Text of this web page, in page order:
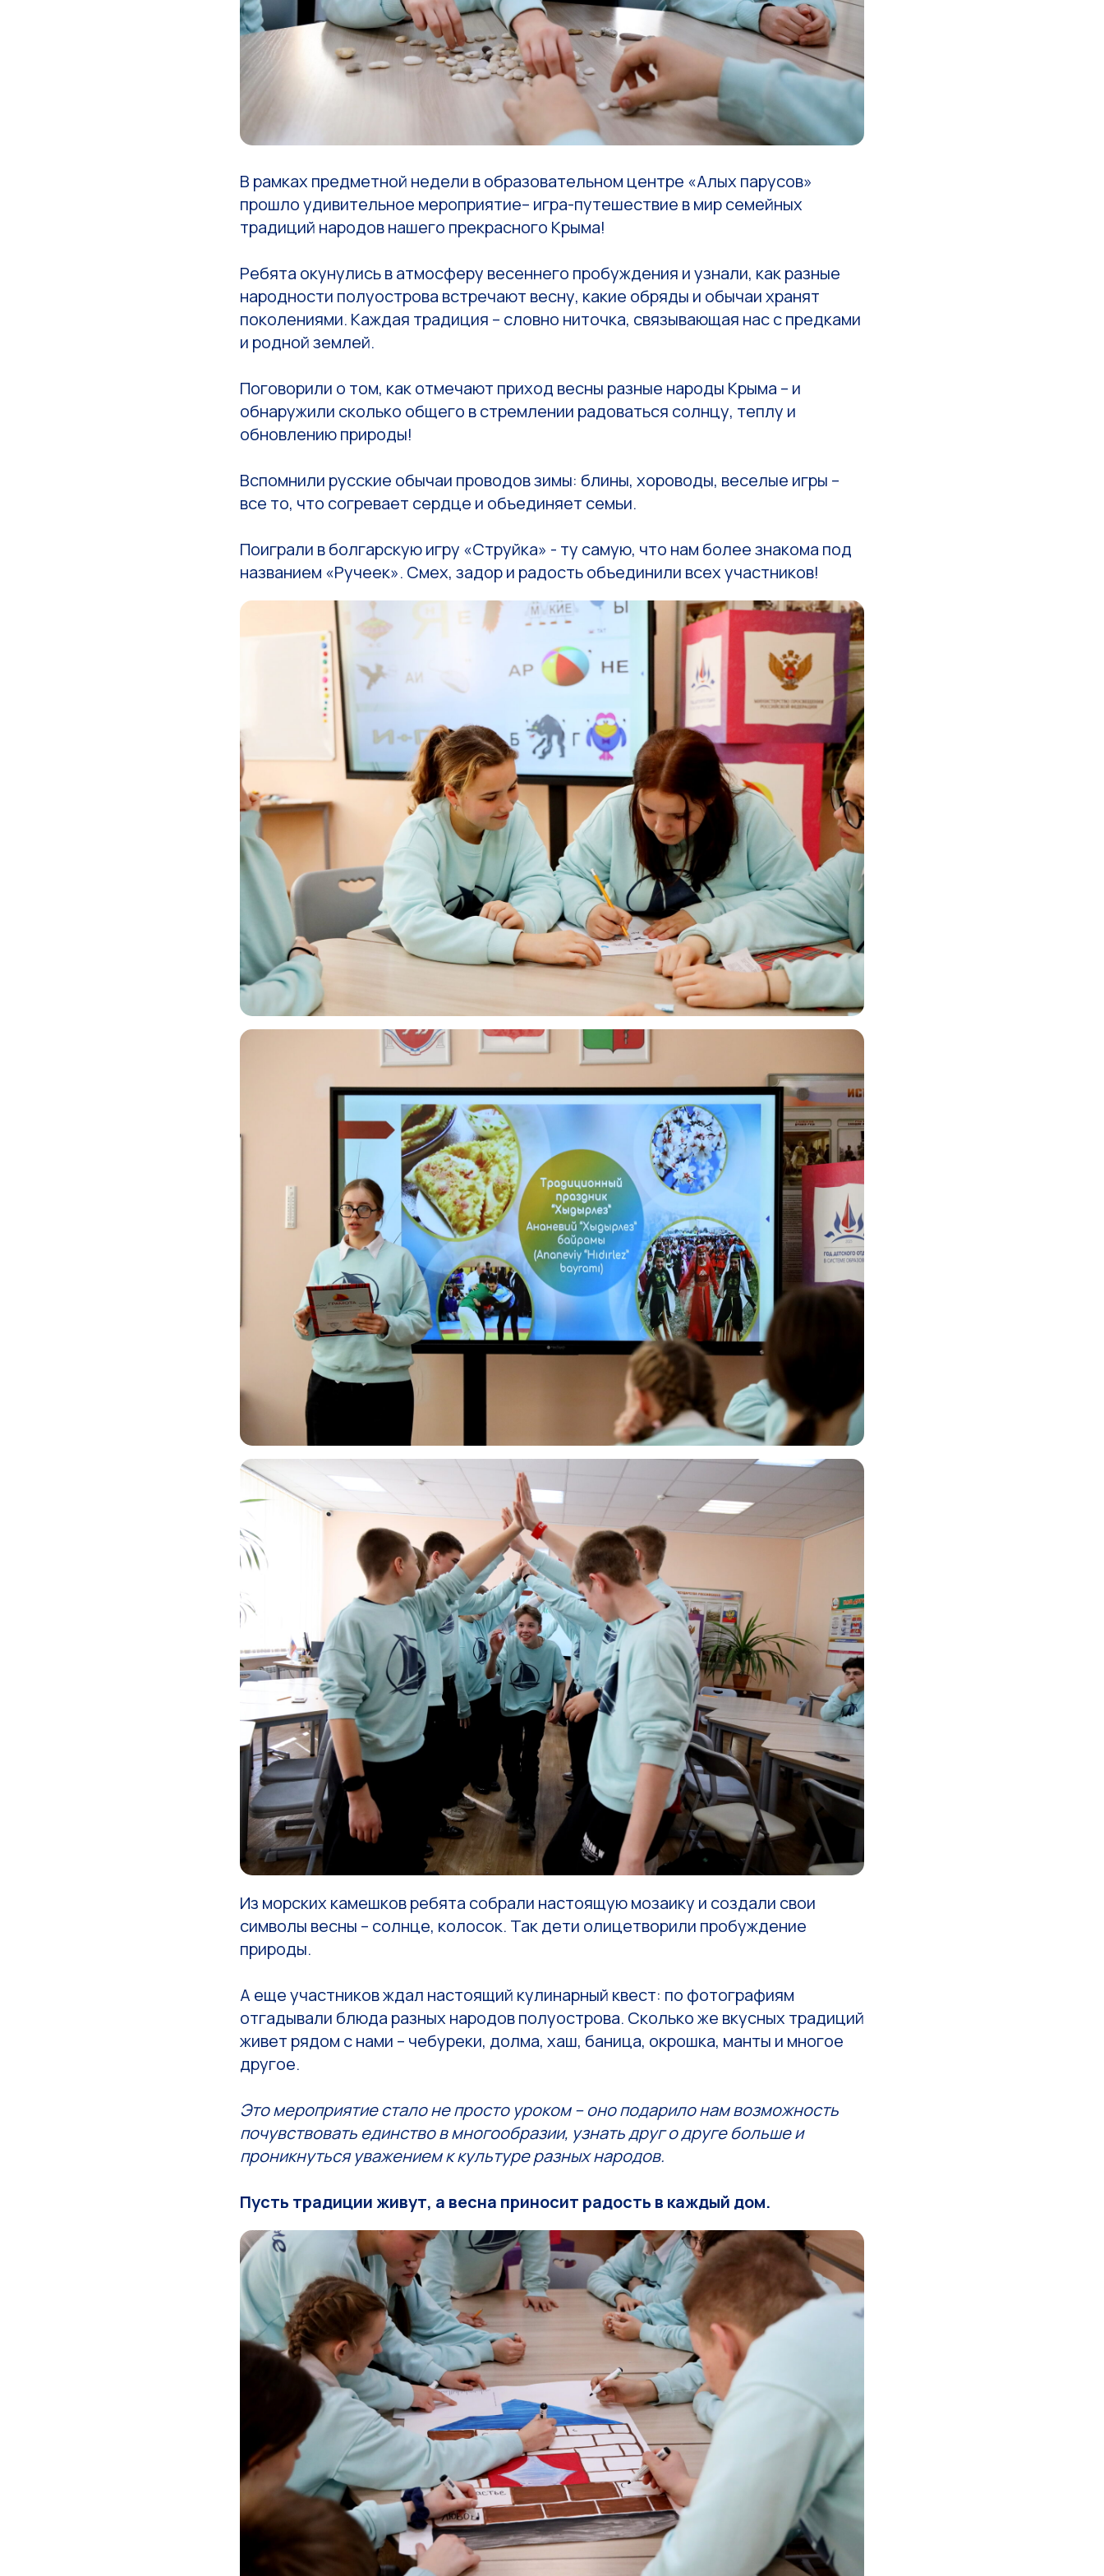
В рамках предметной недели в образовательном центре «Алых парусов»
прошло удивительное мероприятие– игра-путешествие в мир семейных
традиций народов нашего прекрасного Крыма!
Ребята окунулись в атмосферу весеннего пробуждения и узнали, как разные
народности полуострова встречают весну, какие обряды и обычаи хранят
поколениями. Каждая традиция – словно ниточка, связывающая нас с предками
и родной землей.
Поговорили о том, как отмечают приход весны разные народы Крыма – и
обнаружили сколько общего в стремлении радоваться солнцу, теплу и
обновлению природы!
Вспомнили русские обычаи проводов зимы: блины, хороводы, веселые игры –
все то, что согревает сердце и объединяет семьи.
Поиграли в болгарскую игру «Струйка» - ту самую, что нам более знакома под
названием «Ручеек». Смех, задор и радость объединили всех участников!
Из морских камешков ребята собрали настоящую мозаику и создали свои
символы весны – солнце, колосок. Так дети олицетворили пробуждение
природы.
А еще участников ждал настоящий кулинарный квест: по фотографиям
отгадывали блюда разных народов полуострова. Сколько же вкусных традиций
живет рядом с нами – чебуреки, долма, хаш, баница, окрошка, манты и многое
другое.
Это мероприятие стало не просто уроком – оно подарило нам возможность
почувствовать единство в многообразии, узнать друг о друге больше и
проникнуться уважением к культуре разных народов.
Пусть традиции живут, а весна приносит радость в каждый дом.